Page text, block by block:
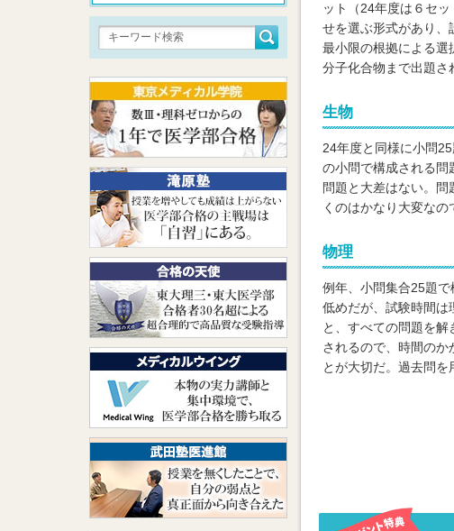
ット（24年度は６セ
せを選ぶ形式があり、
最小限の根拠による選
分子化合物まで出題さ
生物
24年度と同様に小問
の小問で構成される問
問題と大差はない。
くのはかなり大変なの
物理
例年、小問集合25題
低めだが、試験時間は
と、すべての問題を
されるので、時間のか
とが大切だ。過去問を